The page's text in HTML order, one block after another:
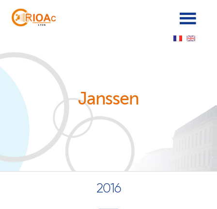
Janssen
2016
Panneau de gestion des cookies